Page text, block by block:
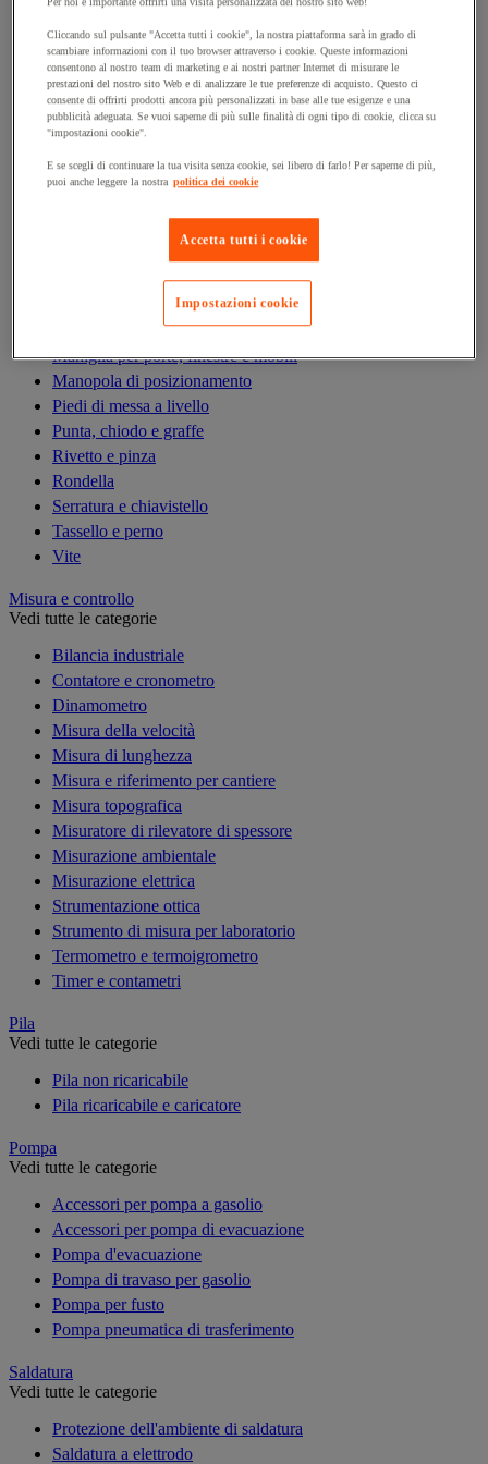
Antivibrazioni
Asta filettata
Boccola, inserto, molla e filetto riportato
Bullone
Calamita di fissaggio
Cardine, cerniera e bandella
Cerniera
Fascetta di serraggio
Ferramenta per l'arredamento
Giunto e clip circolare
Guarnizione per porte, finestre e cancelli
Maniglia per porte, finestre e mobili
Manopola di posizionamento
Piedi di messa a livello
Punta, chiodo e graffe
Rivetto e pinza
Rondella
Serratura e chiavistello
Tassello e perno
Vite
Misura e controllo
Vedi tutte le categorie
Bilancia industriale
Contatore e cronometro
Dinamometro
Misura della velocità
Misura di lunghezza
Misura e riferimento per cantiere
Misura topografica
Misuratore di rilevatore di spessore
Misurazione ambientale
Misurazione elettrica
Strumentazione ottica
Strumento di misura per laboratorio
Termometro e termoigrometro
Timer e contametri
Pila
Vedi tutte le categorie
Pila non ricaricabile
Pila ricaricabile e caricatore
Pompa
Vedi tutte le categorie
Accessori per pompa a gasolio
Accessori per pompa di evacuazione
Pompa d'evacuazione
Pompa di travaso per gasolio
Pompa per fusto
Pompa pneumatica di trasferimento
Saldatura
Vedi tutte le categorie
Protezione dell'ambiente di saldatura
Saldatura a elettrodo
Cliccando sul pulsante "Accetta tutti i cookie", la nostra piattaforma sarà in grado di
scambiare informazioni con il tuo browser attraverso i cookie. Queste informazioni
consentono al nostro team di marketing e ai nostri partner Internet di misurare le
prestazioni del nostro sito Web e di analizzare le tue preferenze di acquisto. Questo ci
consente di offrirti prodotti ancora più personalizzati in base alle tue esigenze e una
pubblicità adeguata. Se vuoi saperne di più sulle finalità di ogni tipo di cookie, clicca su
"impostazioni cookie".
E se scegli di continuare la tua visita senza cookie, sei libero di farlo! Per saperne di più,
puoi anche leggere la nostra politica dei cookie
Accetta tutti i cookie
Impostazioni cookie